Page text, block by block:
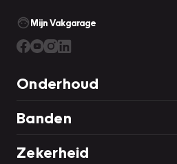
Mijn Vakgarage
Onderhoud
Banden
Zekerheid